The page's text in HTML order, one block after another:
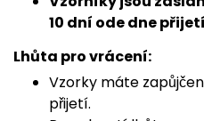
10 dní ode dne
Lhůta pro vrácení:
Vzorky máte
přijetí.